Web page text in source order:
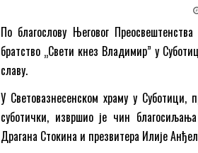
По благослову Његовог
братство „Свети кнез Владимир” у
славу.
У Световазнесенском храму у Суботици,
суботички, извршио је чин
Драгана Стокина и презвитера Илије